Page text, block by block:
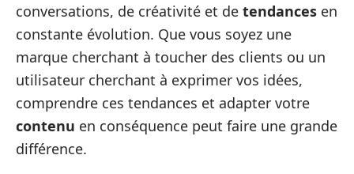
conversations, de créativité et de tendances en
constante évolution. Que vous soyez une
marque cherchant à toucher des clients ou un
utilisateur cherchant à exprimer vos idées,
comprendre ces tendances et adapter votre
contenu en conséquence peut faire une grande
différence.